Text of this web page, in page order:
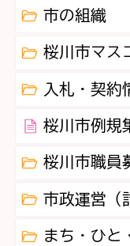
市の組織
桜川市マス
入札・契約
桜川市例規
桜川市職員
市政運営（
まち・ひと